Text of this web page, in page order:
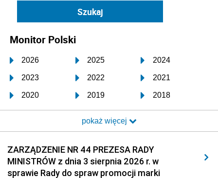
Monitor Polski
2026 2025 2024
2023 2022 2021
2020 2019 2018
2017 2016 2015
2014 2013 2012
2011 2010 2009
2008 2007 2006
pokaż więcej
ZARZĄDZENIE NR 44 PREZESA RADY
MINISTRÓW z dnia 3 sierpnia 2026 r. w
sprawie Rady do spraw promocji marki